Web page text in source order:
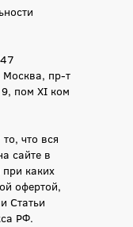
пр-т
пом XI ком
что вся
сайте в
каких
офертой,
Статьи
РФ.